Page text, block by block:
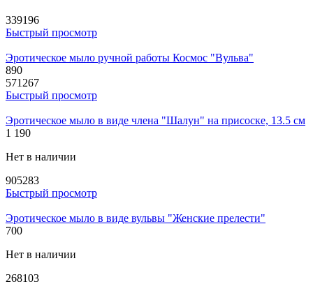
339196
Быстрый просмотр
Эротическое мыло ручной работы Космос "Вульва"
890
571267
Быстрый просмотр
Эротическое мыло в виде члена "Шалун" на присоске, 13.5 см
1 190
Нет в наличии
905283
Быстрый просмотр
Эротическое мыло в виде вульвы "Женские прелести"
700
Нет в наличии
268103